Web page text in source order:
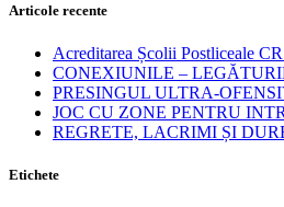
Articole recente
Acreditarea Școlii Postliceale
CONEXIUNILE –
PRESINGUL ULTRA-
JOC CU ZONE PENTRU
REGRETE, LACRIMI ȘI
Etichete